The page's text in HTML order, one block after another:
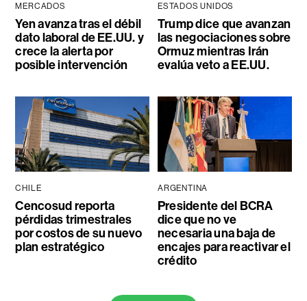
MERCADOS
Yen avanza tras el débil
dato laboral de EE.UU. y
crece la alerta por
posible intervención
ESTADOS UNIDOS
Trump dice que avanzan
las negociaciones sobre
Ormuz mientras Irán
evalúa veto a EE.UU.
CHILE
Cencosud reporta
pérdidas trimestrales
por costos de su nuevo
plan estratégico
ARGENTINA
Presidente del BCRA
dice que no ve
necesaria una baja de
encajes para reactivar el
crédito